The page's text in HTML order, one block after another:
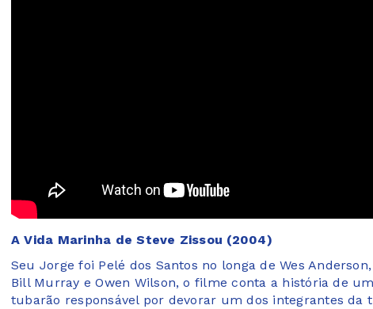
A Vida Marinha de Steve Zissou (2004)
Seu Jorge foi Pelé dos Santos no longa de Wes
Bill Murray e Owen Wilson, o filme conta a história de
tubarão responsável por devorar um dos integrantes da